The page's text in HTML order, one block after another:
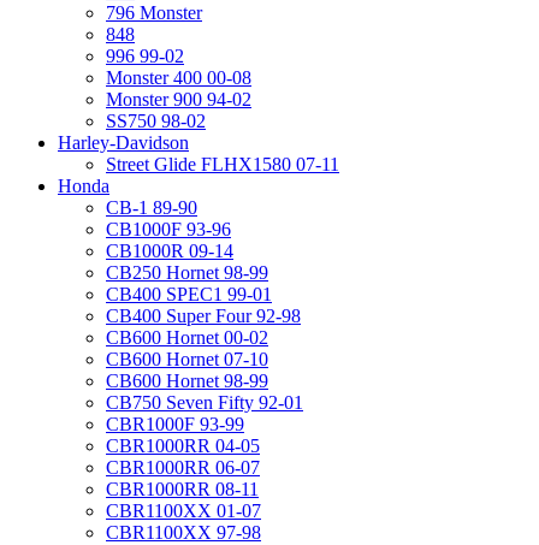
796 Monster
848
996 99-02
Monster 400 00-08
Monster 900 94-02
SS750 98-02
Harley-Davidson
Street Glide FLHX1580 07-11
Honda
CB-1 89-90
CB1000F 93-96
CB1000R 09-14
CB250 Hornet 98-99
CB400 SPEC1 99-01
CB400 Super Four 92-98
CB600 Hornet 00-02
CB600 Hornet 07-10
CB600 Hornet 98-99
CB750 Seven Fifty 92-01
CBR1000F 93-99
CBR1000RR 04-05
CBR1000RR 06-07
CBR1000RR 08-11
CBR1100XX 01-07
CBR1100XX 97-98